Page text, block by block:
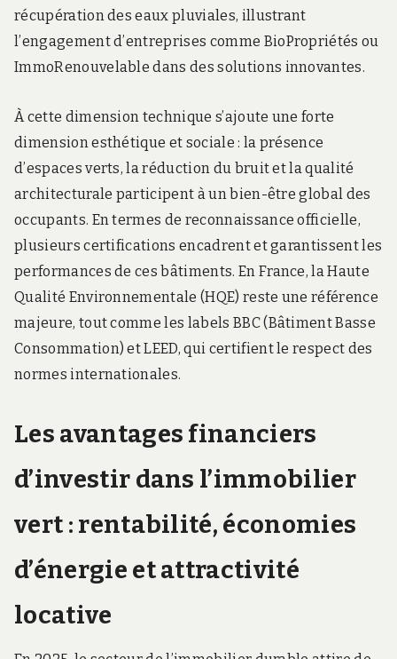
récupération des eaux pluviales, illustrant
l’engagement d’entreprises comme BioPropriétés ou
ImmoRenouvelable dans des solutions innovantes.
À cette dimension technique s’ajoute une forte
dimension esthétique et sociale : la présence
d’espaces verts, la réduction du bruit et la qualité
architecturale participent à un bien-être global des
occupants. En termes de reconnaissance officielle,
plusieurs certifications encadrent et garantissent les
performances de ces bâtiments. En France, la Haute
Qualité Environnementale (HQE) reste une référence
majeure, tout comme les labels BBC (Bâtiment Basse
Consommation) et LEED, qui certifient le respect des
normes internationales.
Les avantages financiers
d’investir dans l’immobilier
vert : rentabilité, économies
d’énergie et attractivité
locative